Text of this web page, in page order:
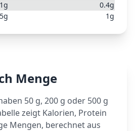
1g 0.4g
g 1g
Menge
50 g, 200 g oder 500 g
zeigt Kalorien, Protein
Mengen, berechnet aus